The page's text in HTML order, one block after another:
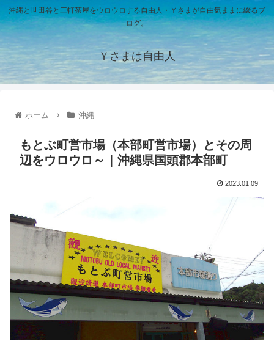
沖縄と世田谷と三軒茶屋をウロウロする自由人・Ｙさまが自由気ままに綴るブ
ログ。
Ｙさまは自由人
ホーム 沖縄
もとぶ町営市場（本部町営市場）とその周
辺をウロウロ～｜沖縄県国頭郡本部町
2023.01.09